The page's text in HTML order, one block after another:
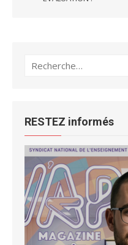
Recherche
RESTEZ informés